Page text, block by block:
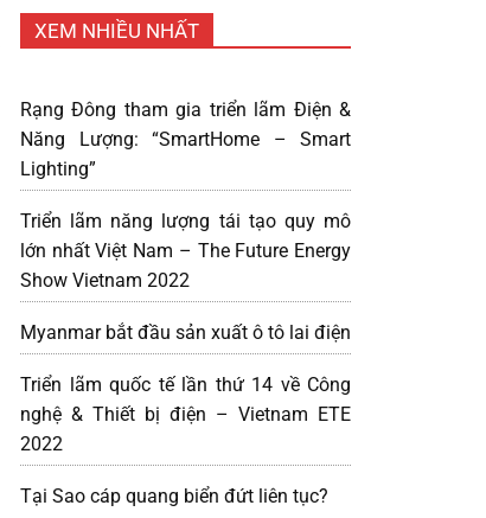
XEM NHIỀU NHẤT
Rạng Đông tham gia triển lãm Điện &
Năng Lượng: “SmartHome – Smart
Lighting”
Triển lãm năng lượng tái tạo quy mô
lớn nhất Việt Nam – The Future Energy
Show Vietnam 2022
Myanmar bắt đầu sản xuất ô tô lai điện
Triển lãm quốc tế lần thứ 14 về Công
nghệ & Thiết bị điện – Vietnam ETE
2022
Tại Sao cáp quang biển đứt liên tục?